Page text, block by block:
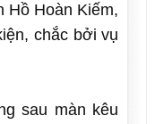
Hồ Hoàn Kiếm,
chắc bởi vụ
sau màn kêu